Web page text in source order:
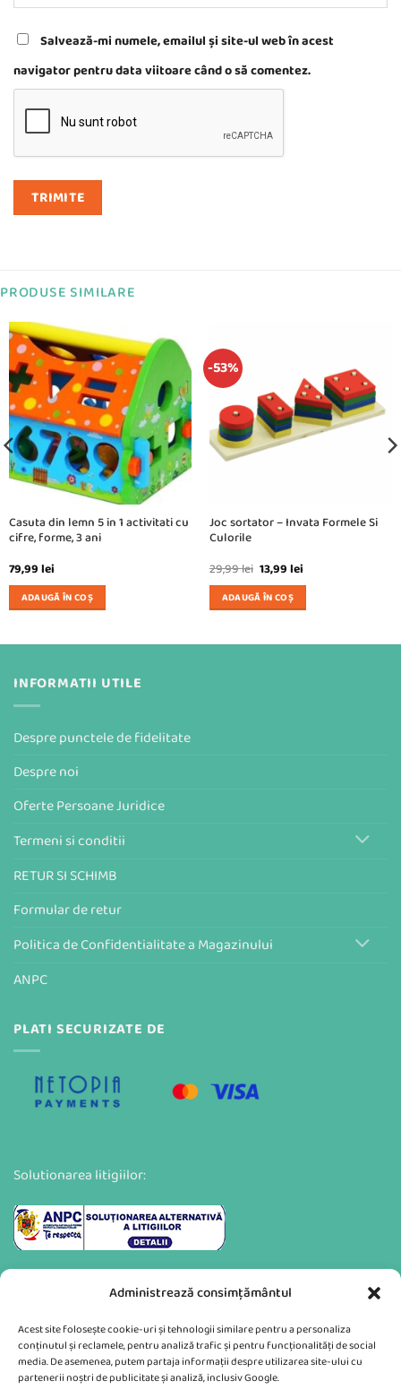
Administrează consimțământul
Acest site folosește cookie-uri și tehnologii similare pentru a personaliza
conținutul și reclamele, pentru analiză trafic și pentru funcționalități de social
media. De asemenea, putem partaja informații despre utilizarea site-ului cu
partenerii noștri de publicitate și analiză, inclusiv Google.
Salvează-mi numele, emailul și site-ul web în acest
navigator pentru data viitoare când o să comentez.
PRODUSE SIMILARE
Casuta din lemn 5 in 1 activitati cu
cifre, forme, 3 ani
79,99lei
ADAUGĂ ÎN COȘ
-53%
Joc sortator – Invata Formele Si
Culorile
29,99lei Prețul
inițial
a
fost:
29,99 lei.
13,99leiPrețul
este:
ADAUGĂ ÎN COȘ
INFORMATII UTILE
Despre punctele de fidelitate
Despre noi
Oferte Persoane Juridice
Termeni si conditii
RETUR SI SCHIMB
Formular de retur
Politica de Confidentialitate a Magazinului
ANPC
PLATI SECURIZATE DE
Solutionarea litigiilor:
Va putem sprijini si prin: